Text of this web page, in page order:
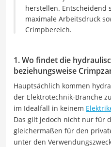
herstellen. Entscheidend
maximale Arbeitsdruck
Crimpbereich.
1. Wo findet die
beziehungsweise
Hauptsächlich kommen
der Elektrotechnik-Branche
im Idealfall in keinem
Das gilt jedoch nicht nur für
gleichermaßen für den
unter den